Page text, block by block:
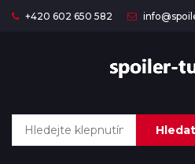
+420 602 650 582
Hledat